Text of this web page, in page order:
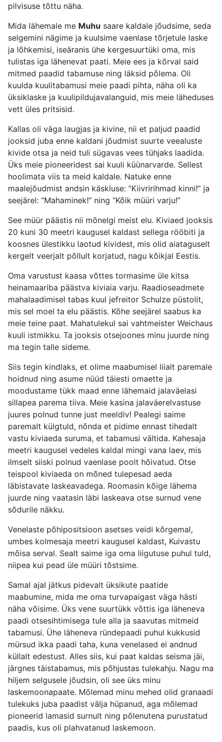
pilvisuse tõttu näha.
Mida lähemale me Muhu saare kaldale jõudsime, seda
selgemini nägime ja kuulsime vaenlase tõrjetule laske
ja lõhkemisi, iseäranis ühe kergesuurtüki oma, mis
tulistas iga lähenevat paati. Meie ees ja kõrval said
mitmed paadid tabamuse ning läksid põlema. Oli
kuulda kuulitabamusi meie paadi pihta, näha oli ka
üksiklaske ja kuulipildujavalanguid, mis meie läheduses
vett üles pritsisid.
Kallas oli väga laugjas ja kivine, nii et paljud paadid
jooksid juba enne kaldani jõudmist suurte veealuste
kivide otsa ja neid tuli sügavas vees tühjaks laadida.
Üks meie pioneeridest sai kuuli küünarvarde. Sellest
hoolimata viis ta meid kaldale. Natuke enne
maalejõudmist andsin käskluse: “Kiivririhmad kinni!” ja
seejärel: “Mahaminek!” ning “Kõik müüri varju!”
See müür päästis nii mõnelgi meist elu. Kiviaed jooksis
20 kuni 30 meetri kaugusel kaldast sellega rööbiti ja
koosnes ülestikku laotud kividest, mis olid aiataguselt
kergelt veerjalt põllult korjatud, nagu kõikjal Eestis.
Oma varustust kaasa võttes tormasime üle kitsa
heinamaariba päästva kiviaia varju. Raadioseadmete
mahalaadimisel tabas kuul jefreitor Schulze püstolit,
mis sel moel ta elu päästis. Kõhe seejärel saabus ka
meie teine paat. Mahatulekul sai vahtmeister Weichaus
kuuli istmikku. Ta jooksis otsejoones minu juurde ning
ma tegin talle sideme.
Siis tegin kindlaks, et olime maabumisel liialt paremale
hoidnud ning asume nüüd täiesti omaette ja
moodustame tükk maad enne lähemaid jalaväelasi
sillapea parema tiiva. Meie kasina jalaväerelvastuse
juures polnud tunne just meeldiv! Pealegi saime
paremalt külgtuld, nõnda et pidime ennast tihedalt
vastu kiviaeda suruma, et tabamusi vältida. Kahesaja
meetri kaugusel vedeles kaldal mingi vana laev, mis
ilmselt siiski polnud vaenlase poolt hõivatud. Otse
teispool kiviaeda on mõned tulepesad aeda
läbistavate laskeavadega. Roomasin kõige lähema
juurde ning vaatasin läbi laskeava otse surnud vene
sõdurile näkku.
Venelaste põhipositsioon asetses veidi kõrgemal,
umbes kolmesaja meetri kaugusel kaldast, Kuivastu
mõisa serval. Sealt saime iga oma liigutuse puhul tuld,
niipea kui pead üle müüri tõstsime.
Samal ajal jätkus pidevalt üksikute paatide
maabumine, mida me oma turvapaigast väga hästi
näha võisime. Üks vene suurtükk võttis iga läheneva
paadi otsesihtimisega tule alla ja saavutas mitmeid
tabamusi. Ühe läheneva ründepaadi puhul kukkusid
mürsud ikka paadi taha, kuna venelased ei andnud
küllalt edestust. Alles siis, kui paat kaldas seisma jäi,
järgnes täistabamus, mis põhjustas tulekahju. Nagu ma
hiljem selgusele jõudsin, oli see üks minu
laskemoonapaate. Mõlemad minu mehed olid granaadi
tulekuks juba paadist välja hüpanud, aga mõlemad
pioneerid lamasid surnult ning põlenutena purustatud
paadis, kus oli plahvatanud laskemoon.